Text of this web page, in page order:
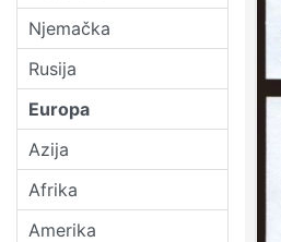
Njemačka
Rusija
Europa
Azija
Afrika
Amerika